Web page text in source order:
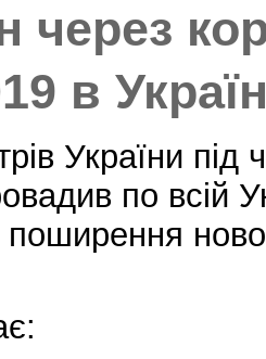
через
в
України під
по всій